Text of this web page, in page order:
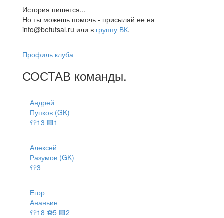
История пишется...
Но ты можешь помочь - присылай ее на
info@befutsal.ru или в группу ВК.
Профиль клуба
СОСТАВ команды.
Андрей
Пупков (GK)
👕13 🟨1
Алексей
Разумов (GK)
👕3
Егор
Ананьин
👕18 ⚽5 🟨2